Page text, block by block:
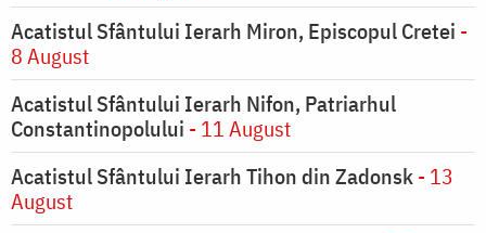
Acatistul Sfântului Ierarh Miron, Episcopul Cretei -
8 August
Acatistul Sfântului Ierarh Nifon, Patriarhul
Constantinopolului - 11 August
Acatistul Sfântului Ierarh Tihon din Zadonsk- 13
August